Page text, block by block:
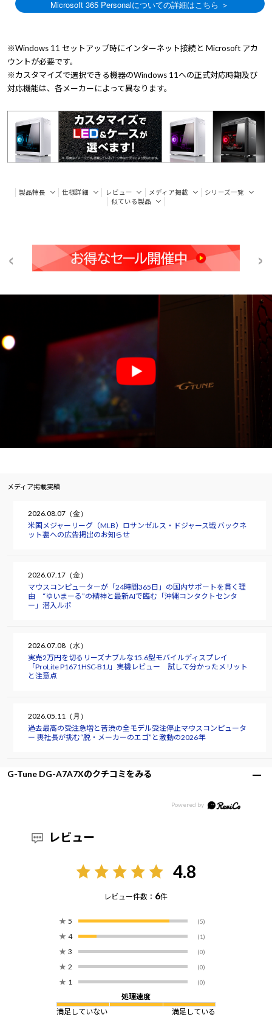
※Windows 11 セットアップ時にインターネット接続と Microsoft アカ
ウントが必要です。
※カスタマイズで選択できる機器のWindows 11への正式対応時期及び
対応機能は、各メーカーによって異なります。
製品特長 仕様詳細 レビュー メディア掲載
シリーズ一覧
似ている製品
メディア掲載実績
2026.08.07（金）
米国メジャーリーグ（MLB）ロサンゼルス・ドジャース戦 バックネ
ット裏への広告掲出のお知らせ
2026.07.17（金）
マウスコンピューターが「24時間365日」の国内サポートを貫く理
由 “ゆいまーる”の精神と最新AIで臨む「沖縄コンタクトセンタ
ー」潜入ルポ
2026.07.08（水）
実売2万円を切るリーズナブルな15.6型モバイルディスプレイ
「ProLite P1671HSC-B1J」実機レビュー 試して分かったメリット
と注意点
2026.05.11（月）
過去最高の受注急増と苦渋の全モデル受注停止――マウスコンピュータ
ー 軣社長が挑む“脱・メーカーのエゴ”と激動の2026年
G-Tune DG-A7A7Xのクチコミをみる
レビュー
4.8
レビュー件数： 6件
★ 5 (5)
★ 4 (1)
★ 3 (0)
★ 2 (0)
★ 1 (0)
処理速度
満足していない
満足している